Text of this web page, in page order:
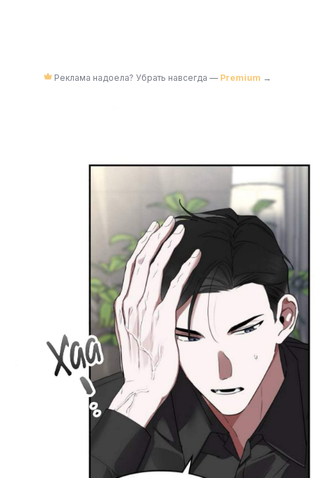
Реклама надоела? Убрать навсегда — Premium →